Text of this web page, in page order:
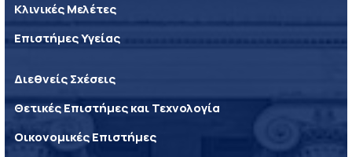
Κλινικές Μελέτες
Επιστήμες Υγείας
Διεθνείς Σχέσεις
Θετικές Επιστήμες και Τεχνολογία
Οικονομικές Επιστήμες